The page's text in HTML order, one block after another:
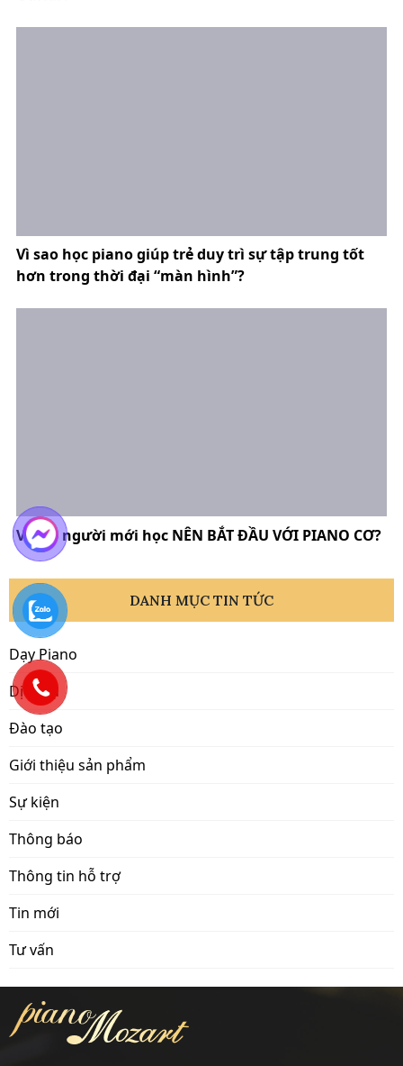
Vì sao học piano giúp trẻ duy trì sự tập trung tốt
hơn trong thời đại “màn hình”?
Vì sao người mới học NÊN BẮT ĐẦU VỚI PIANO CƠ?
DANH MỤC TIN TỨC
Dạy Piano
Dịch vụ
Đào tạo
Giới thiệu sản phẩm
Sự kiện
Thông báo
Thông tin hỗ trợ
Tin mới
Tư vấn